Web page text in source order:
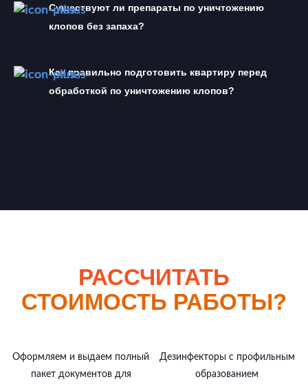
Существуют ли препараты по уничтожению
клопов без запаха?
Как правильно подготовить квартиру перед
обработкой по уничтожению клопов?
РАССЧИТАТЬ
СТОИМОСТЬ РАБОТЫ?
Оформляем и выдаем полный
пакет документов для
Дезинфекторы с профильным
образованием